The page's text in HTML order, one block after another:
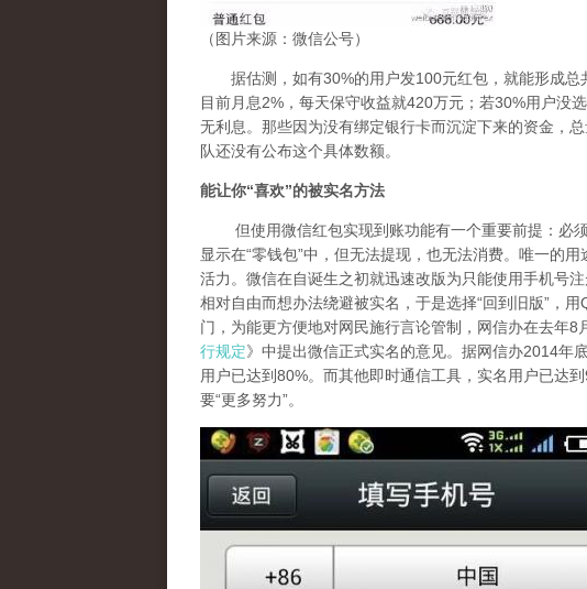
（图片来源：微信公号）
据估测，如有30%的用户发100元红包，就能形成总
目前月息2%，每天保守收益就420万元；若30%用户没
无利息。那些因为没有绑定银行卡而沉淀下来的资金，
队还没有公布这个具体数额。
能让你“喜欢”的被实名方法
但使用微信红包实现到账功能有一个重要前提：必
显示在“零钱包”中，但无法提现，也无法消费。唯一的
活力。微信在自诞生之初就迅速改版为只能使用手机号
相对自由而想办法绕避被实名，于是选择“回到旧版”，
门，为能更方便地对网民施行言论管制，网信办在去年8
行规定》中提出微信正式实名的意见。据网信办2014年
用户已达到80%。而其他即时通信工具，实名用户已达
要“更多努力”。